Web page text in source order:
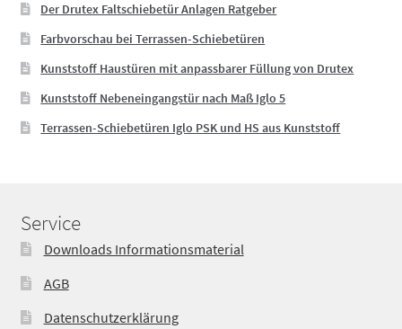
Der Drutex Faltschiebetür Anlagen Ratgeber
Farbvorschau bei Terrassen-Schiebetüren
Kunststoff Haustüren mit anpassbarer Füllung von Drutex
Kunststoff Nebeneingangstür nach Maß Iglo 5
Terrassen-Schiebetüren Iglo PSK und HS aus Kunststoff
Service
Downloads Informationsmaterial
AGB
Datenschutzerklärung